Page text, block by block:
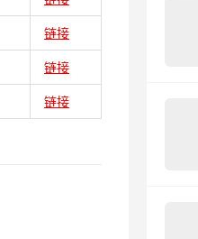
链接
链接
链接